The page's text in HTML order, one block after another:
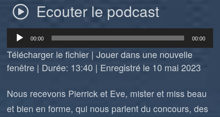
Ecouter le podcast
Lecteur
audio
00:00 00:00
Télécharger le fichier |Jouer dans une nouvelle
fenêtre | Durée: 13:40 | Enregistré le 10 mai 2023
Nous recevons Pierrick et Eve, mister et miss beau
et bien en forme, qui nous parlent du concours, des